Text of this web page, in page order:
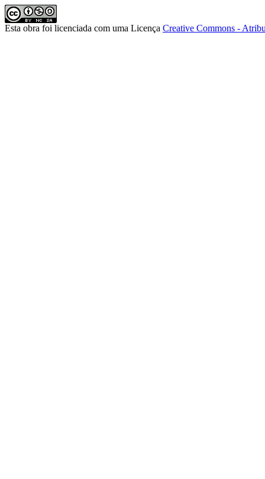
Esta obra foi licenciada com uma Licença Creative Commons -